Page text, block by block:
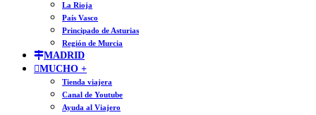
La Rioja
País Vasco
Principado de Asturias
Región de Murcia
MADRID
MUCHO +
Tienda viajera
Canal de Youtube
Ayuda al Viajero